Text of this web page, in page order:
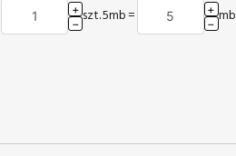
+
− szt. 5mb=
+
− mb